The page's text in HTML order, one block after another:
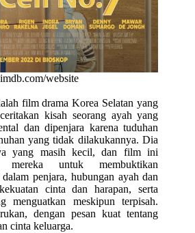
website
film drama Korea Selatan yang
kisah seorang ayah yang
dan dipenjara karena tuduhan
yang tidak dilakukannya. Dia
yang masih kecil, dan film ini
mereka untuk membuktikan
penjara, hubungan ayah dan
cinta dan harapan, serta
menguatkan meskipun terpisah.
dengan pesan kuat tentang
cinta keluarga.